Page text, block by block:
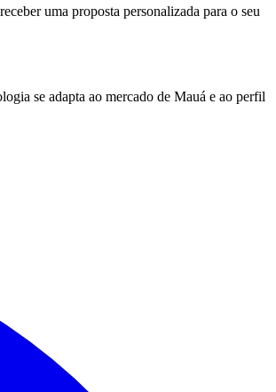
uma proposta personalizada para o seu
se adapta ao mercado de Mauá e ao perfil